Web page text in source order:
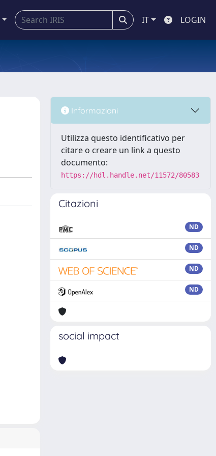
IT LOGIN
Informazioni
Utilizza questo identificativo per
citare o creare un link a questo
documento:
https://hdl.handle.net/11572/80583
Citazioni
ND
ND
ND
ND
social impact